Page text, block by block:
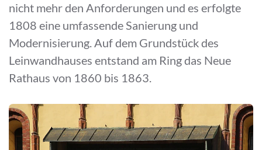
nicht mehr den Anforderungen und es erfolgte
1808 eine umfassende Sanierung und
Modernisierung. Auf dem Grundstück des
Leinwandhauses entstand am Ring das Neue
Rathaus von 1860 bis 1863.